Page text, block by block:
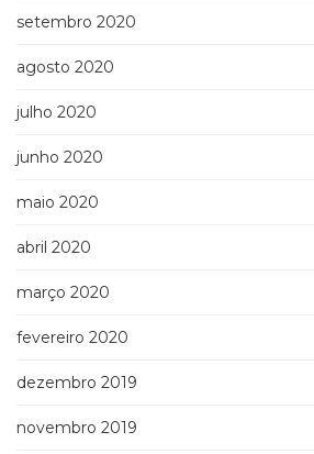
setembro 2020
agosto 2020
julho 2020
junho 2020
maio 2020
abril 2020
março 2020
fevereiro 2020
dezembro 2019
novembro 2019